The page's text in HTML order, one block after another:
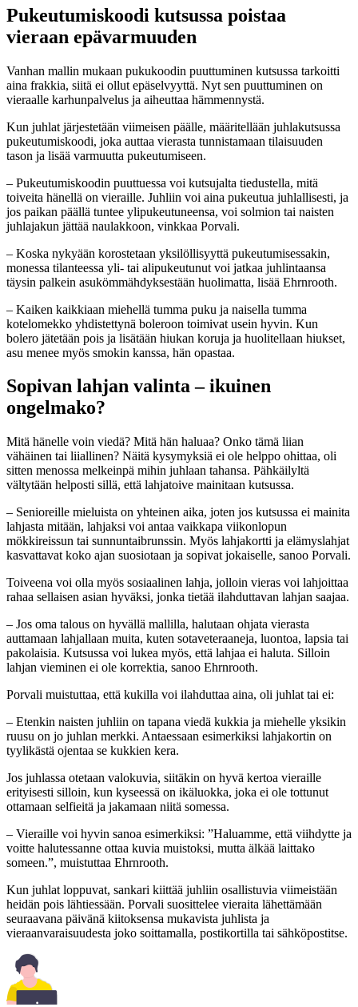
Pukeutumiskoodi kutsussa poistaa
vieraan epävarmuuden
Vanhan mallin mukaan pukukoodin puuttuminen kutsussa tarkoitti
aina frakkia, siitä ei ollut epäselvyyttä. Nyt sen puuttuminen on
vieraalle karhunpalvelus ja aiheuttaa hämmennystä.
Kun juhlat järjestetään viimeisen päälle, määritellään juhlakutsussa
pukeutumiskoodi, joka auttaa vierasta tunnistamaan tilaisuuden
tason ja lisää varmuutta pukeutumiseen.
– Pukeutumiskoodin puuttuessa voi kutsujalta tiedustella, mitä
toiveita hänellä on vieraille. Juhliin voi aina pukeutua juhlallisesti, ja
jos paikan päällä tuntee ylipukeutuneensa, voi solmion tai naisten
juhlajakun jättää naulakkoon, vinkkaa Porvali.
– Koska nykyään korostetaan yksilöllisyyttä pukeutumisessakin,
monessa tilanteessa yli- tai alipukeutunut voi jatkaa juhlintaansa
täysin palkein asukömmähdyksestään huolimatta, lisää Ehrnrooth.
– Kaiken kaikkiaan miehellä tumma puku ja naisella tumma
kotelomekko yhdistettynä boleroon toimivat usein hyvin. Kun
bolero jätetään pois ja lisätään hiukan koruja ja huolitellaan hiukset,
asu menee myös smokin kanssa, hän opastaa.
Sopivan lahjan valinta – ikuinen
ongelmako?
Mitä hänelle voin viedä? Mitä hän haluaa? Onko tämä liian
vähäinen tai liiallinen? Näitä kysymyksiä ei ole helppo ohittaa, oli
sitten menossa melkeinpä mihin juhlaan tahansa. Pähkäilyltä
vältytään helposti sillä, että lahjatoive mainitaan kutsussa.
– Senioreille mieluista on yhteinen aika, joten jos kutsussa ei mainita
lahjasta mitään, lahjaksi voi antaa vaikkapa viikonlopun
mökkireissun tai sunnuntaibrunssin. Myös lahjakortti ja elämyslahjat
kasvattavat koko ajan suosiotaan ja sopivat jokaiselle, sanoo Porvali.
Toiveena voi olla myös sosiaalinen lahja, jolloin vieras voi lahjoittaa
rahaa sellaisen asian hyväksi, jonka tietää ilahduttavan lahjan saajaa.
– Jos oma talous on hyvällä mallilla, halutaan ohjata vierasta
auttamaan lahjallaan muita, kuten sotaveteraaneja, luontoa, lapsia tai
pakolaisia. Kutsussa voi lukea myös, että lahjaa ei haluta. Silloin
lahjan vieminen ei ole korrektia, sanoo Ehrnrooth.
Porvali muistuttaa, että kukilla voi ilahduttaa aina, oli juhlat tai ei:
– Etenkin naisten juhliin on tapana viedä kukkia ja miehelle yksikin
ruusu on jo juhlan merkki. Antaessaan esimerkiksi lahjakortin on
tyylikästä ojentaa se kukkien kera.
Jos juhlassa otetaan valokuvia, siitäkin on hyvä kertoa vieraille
erityisesti silloin, kun kyseessä on ikäluokka, joka ei ole tottunut
ottamaan selfieitä ja jakamaan niitä somessa.
– Vieraille voi hyvin sanoa esimerkiksi: ”Haluamme, että viihdytte ja
voitte halutessanne ottaa kuvia muistoksi, mutta älkää laittako
someen.”, muistuttaa Ehrnrooth.
Kun juhlat loppuvat, sankari kiittää juhliin osallistuvia viimeistään
heidän pois lähtiessään. Porvali suosittelee vieraita lähettämään
seuraavana päivänä kiitoksensa mukavista juhlista ja
vieraanvaraisuudesta joko soittamalla, postikortilla tai sähköpostitse.